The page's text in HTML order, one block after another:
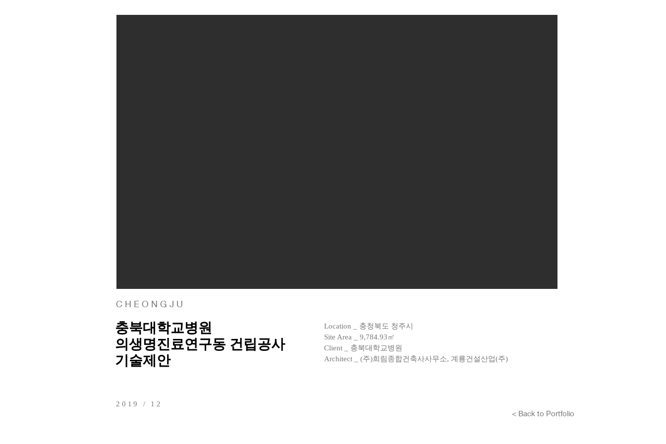
C H E O N G J U
충북대학교병원
의생명진료연구동 건립공사
기술제안
Location _ 충청북도 청주시
Site Area _ 9,784.93㎡
Client _ 충북대학교병원
Architect _ (주)희림종합건축사사무소, 계룡건설산업(주)
2019 / 12
< Back to Portfolio